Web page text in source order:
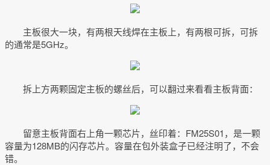
主板很大一块，有两根天线焊在主板上，有两根可拆，可拆
的通常是5GHz。
拆上方两颗固定主板的螺丝后，可以翻过来看看主板背面：
留意主板背面右上角一颗芯片，丝印着：FM25S01，是一颗
容量为128MB的闪存芯片。容量在包外装盒子已经注明了，不会
错。